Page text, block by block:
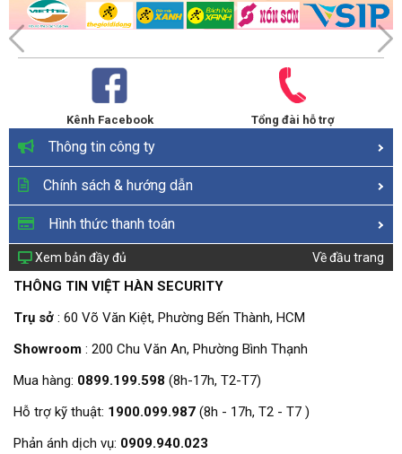
Kênh Facebook Tổng đài hỗ trợ
Thông tin công ty
Chính sách & hướng dẫn
Hình thức thanh toán
Xem bản đầy đủ Về đầu trang
THÔNG TIN VIỆT HÀN SECURITY
Trụ sở : 60 Võ Văn Kiệt, Phường Bến Thành, HCM
Showroom : 200 Chu Văn An, Phường Bình Thạnh
Mua hàng: 0899.199.598 (8h-17h, T2-T7)
Hỗ trợ kỹ thuật: 1900.099.987 (8h - 17h, T2 - T7 )
Phản ánh dịch vụ: 0909.940.023